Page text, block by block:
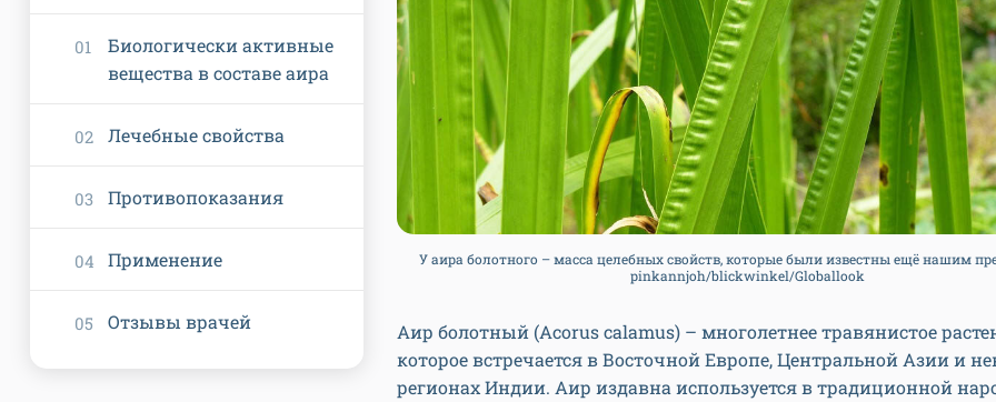
У аира болотного – масса целебных свойств, которые были известны ещё нашим
pinkannjoh/blickwinkel/Globallook
Аир болотный (Acorus calamus) – многолетнее травянистое
которое встречается в Восточной Европе, Центральной Азии и
регионах Индии. Аир издавна используется в традиционной
Биологически активные
вещества в составе аира
Лечебные свойства
Противопоказания
Применение
Отзывы врачей